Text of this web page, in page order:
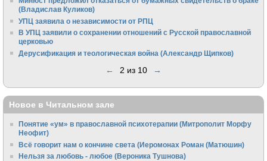
(Владислав Куликов)
УПЦ заявила о независимости от РПЦ
В УПЦ заявили о сохранении отношений с Русской православной
церковью
Дерусификация и теологическая война (Александр Щипков)
← 2 из 10 →
Новое в Читальном зале
Понятие «ум» в православной психотерапии (Митрополит Морфу
Неофит)
Всё говорит нам о кончине света (Иеромонах Роман (Матюшин)
Нельзя за любовь - любое (Вероника Тушнова)